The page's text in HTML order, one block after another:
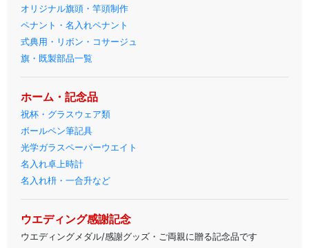
オリジナル旗頭・竿頭制作
ペナント・名入れペナント
式典用・リボン・コサージュ
旗・既製部品一覧
ホーム・記念品
祝杯・グラスウェア類
ボールペン筆記具
光学ガラスペーパーウエイト
名入れ卓上時計
名入れ枡・一合升など
ウエディング感謝記念
ウエディングメダル/感謝グッズ・ご両親に贈る記念品です